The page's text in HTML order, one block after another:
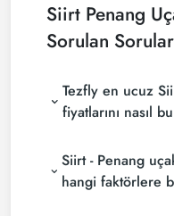
Siirt Penang
Sorulan Sorular
Tezfly en ucuz
fiyatlarını nasıl
bulmak için tur
siteleri
sitesini
Siirt - Penang
hangi faktörlere